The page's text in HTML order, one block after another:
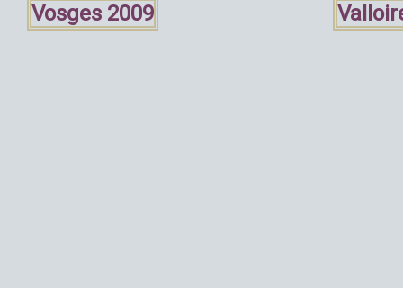
Vosges 2009